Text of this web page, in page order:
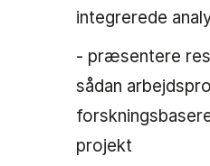
integrerede
- præsentere
sådan
projekt